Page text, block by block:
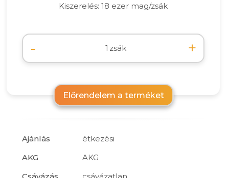
Kiszerelés: 18 ezer mag/zsák
- zsák +
Előrendelem a terméket
Ajánlás
étkezési
AKG
AKG